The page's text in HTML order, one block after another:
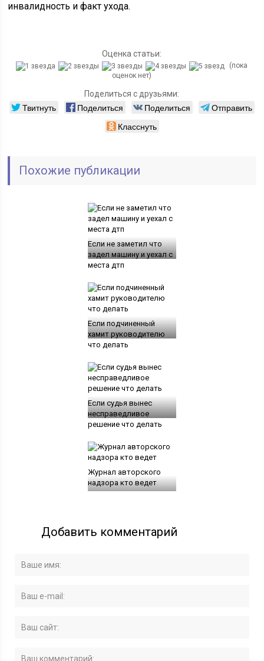
инвалидность и факт ухода.
Оценка статьи:
(пока
оценок нет)
Поделиться с друзьями:
Твитнуть Поделиться Поделиться
Отправить
Класснуть
Похожие публикации
Если не заметил что
задел машину и уехал с
места дтп
Если подчиненный
хамит руководителю
что делать
Если судья вынес
несправедливое
решение что делать
Журнал авторского
надзора кто ведет
Добавить комментарий